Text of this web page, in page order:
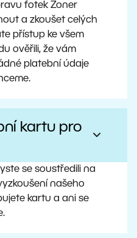
fotek Zoner
a zkoušet celých
přístup ke všem
ověřili, že vám
platební údaje
kartu pro
se soustředili na
našeho
kartu a ani se